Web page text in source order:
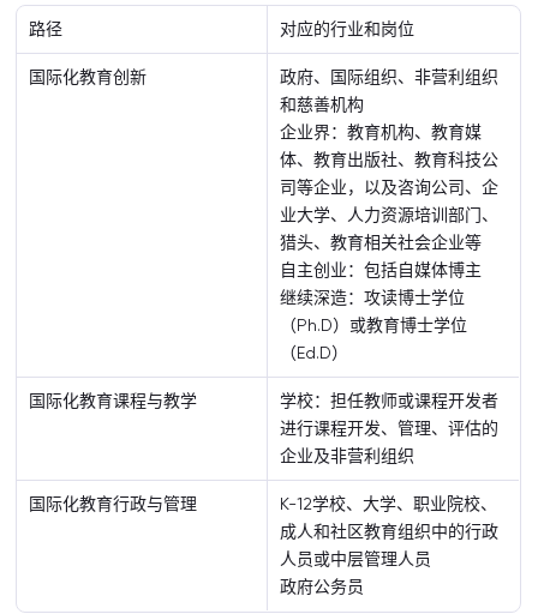
路径 对应的行业和岗位
国际化教育创新
政府、国际组织、非营利组织
和慈善机构
企业界：教育机构、教育媒
体、教育出版社、教育科技公
司等企业，以及咨询公司、企
业大学、人力资源培训部门、
猎头、教育相关社会企业等
自主创业：包括自媒体博主
继续深造：攻读博士学位
（Ph.D）或教育博士学位
（Ed.D）
国际化教育课程与教学
学校：担任教师或课程开发者
进行课程开发、管理、评估的
企业及非营利组织
国际化教育行政与管理
K-12学校、大学、职业院校、
成人和社区教育组织中的行政
人员或中层管理人员
政府公务员